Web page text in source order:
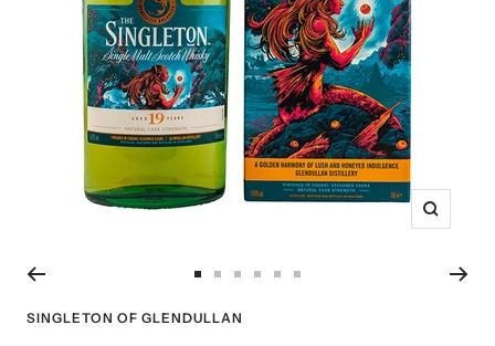
Zoom
SlideSlideSlide
SINGLETON OF GLENDULLAN